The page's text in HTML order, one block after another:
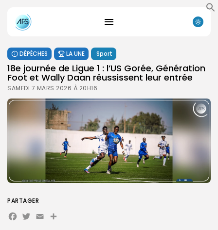
DÉPÊCHES LA UNE Sport
18e journée de Ligue 1 : l’US Gorée, Génération
Foot et Wally Daan réussissent leur entrée
SAMEDI 7 MARS 2026 À 20H16
PARTAGER
Facebook
Twitter
EmailPartager